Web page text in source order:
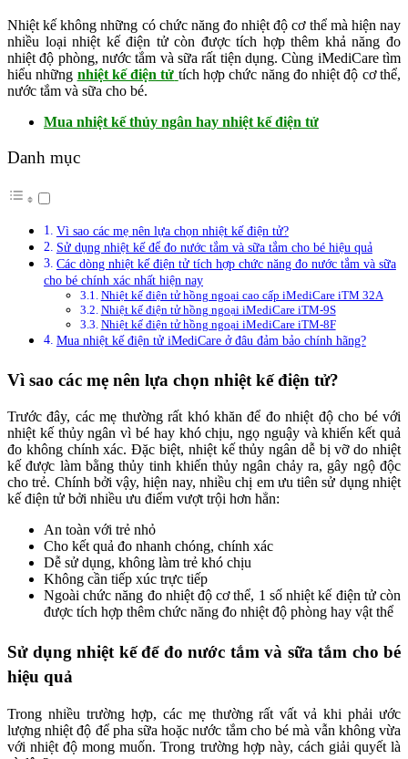
Nhiệt kế không những có chức năng đo nhiệt độ cơ thể mà hiện nay
nhiều loại nhiệt kế điện tử còn được tích hợp thêm khả năng đo
nhiệt độ phòng, nước tắm và sữa rất tiện dụng. Cùng iMediCare tìm
hiểu những nhiệt kế điện tử tích hợp chức năng đo nhiệt độ cơ thể,
nước tắm và sữa cho bé.
Mua nhiệt kế thủy ngân hay nhiệt kế điện tử
Danh mục
Vì sao các mẹ nên lựa chọn nhiệt kế điện tử?
Sử dụng nhiệt kế để đo nước tắm và sữa tắm cho bé hiệu quả
Các dòng nhiệt kế điện tử tích hợp chức năng đo nước tắm và sữa
cho bé chính xác nhất hiện nay
Nhiệt kế điện tử hồng ngoại cao cấp iMediCare iTM 32A
Nhiệt kế điện tử hồng ngoại iMediCare iTM-9S
Nhiệt kế điện tử hồng ngoại iMediCare iTM-8F
Mua nhiệt kế điện tử iMediCare ở đâu đảm bảo chính hãng?
Vì sao các mẹ nên lựa chọn nhiệt kế điện tử?
Trước đây, các mẹ thường rất khó khăn để đo nhiệt độ cho bé với
nhiệt kế thủy ngân vì bé hay khó chịu, ngọ nguậy và khiến kết quả
đo không chính xác. Đặc biệt, nhiệt kế thủy ngân dễ bị vỡ do nhiệt
kế được làm bằng thủy tinh khiến thủy ngân chảy ra, gây ngộ độc
cho trẻ. Chính bởi vậy, hiện nay, nhiều chị em ưu tiên sử dụng nhiệt
kế điện tử bởi nhiều ưu điểm vượt trội hơn hẳn:
An toàn với trẻ nhỏ
Cho kết quả đo nhanh chóng, chính xác
Dễ sử dụng, không làm trẻ khó chịu
Không cần tiếp xúc trực tiếp
Ngoài chức năng đo nhiệt độ cơ thể, 1 số nhiệt kế điện tử còn
được tích hợp thêm chức năng đo nhiệt độ phòng hay vật thể
Sử dụng nhiệt kế để đo nước tắm và sữa tắm cho bé
hiệu quả
Trong nhiều trường hợp, các mẹ thường rất vất vả khi phải ước
lượng nhiệt độ để pha sữa hoặc nước tắm cho bé mà vẫn không vừa
với nhiệt độ mong muốn. Trong trường hợp này, cách giải quyết là